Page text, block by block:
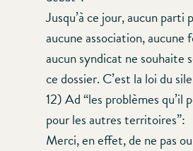
Jusqu’à ce jour, aucun parti
aucune association, aucune
aucun syndicat ne souhaite
ce dossier. C’est la loi du
12) Ad “les problèmes qu’il
pour les autres territoires”:
Merci, en effet, de ne pas